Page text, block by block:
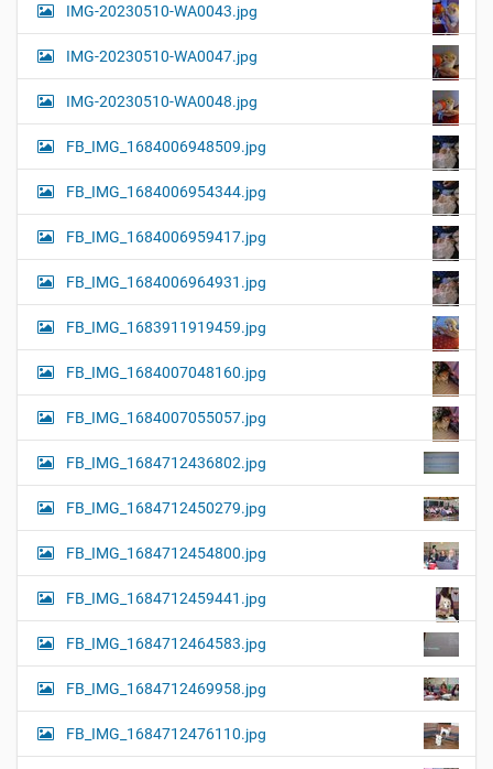
IMG-20230510-WA0043.jpg
IMG-20230510-WA0047.jpg
IMG-20230510-WA0048.jpg
FB_IMG_1684006948509.jpg
FB_IMG_1684006954344.jpg
FB_IMG_1684006959417.jpg
FB_IMG_1684006964931.jpg
FB_IMG_1683911919459.jpg
FB_IMG_1684007048160.jpg
FB_IMG_1684007055057.jpg
FB_IMG_1684712436802.jpg
FB_IMG_1684712450279.jpg
FB_IMG_1684712454800.jpg
FB_IMG_1684712459441.jpg
FB_IMG_1684712464583.jpg
FB_IMG_1684712469958.jpg
FB_IMG_1684712476110.jpg